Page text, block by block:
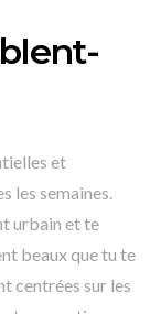
et
les semaines.
urbain et te
beaux que tu te
centrées sur les